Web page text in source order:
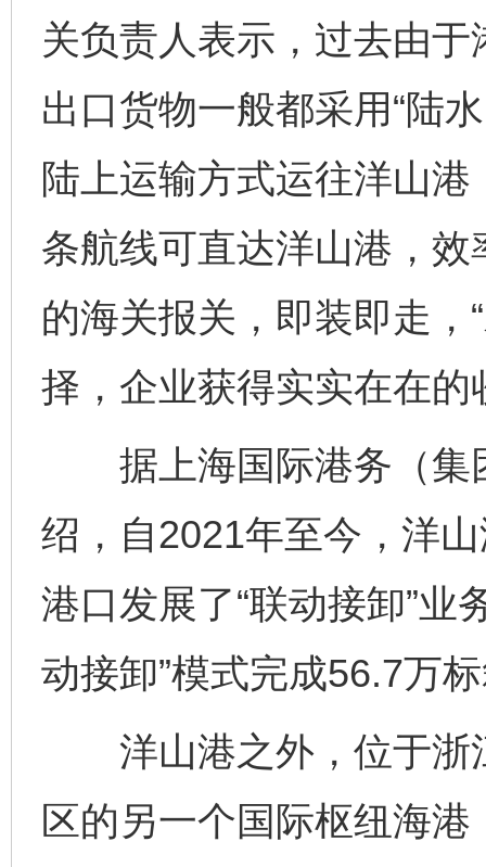
关负责人表示，过去由
出口货物一般都采用“陆
陆上运输方式运往洋山
条航线可直达洋山港，
的海关报关，即装即走，
择，企业获得实实在在的
据上海国际港务（集
绍，自2021年至今，洋
港口发展了“联动接卸”业
动接卸”模式完成56.7万
洋山港之外，位于浙
区的另一个国际枢纽海